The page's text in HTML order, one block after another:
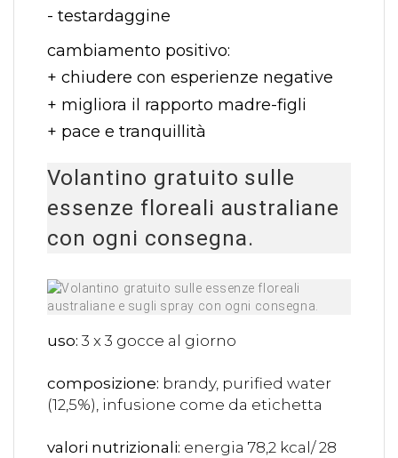
- testardaggine
cambiamento positivo:
+ chiudere con esperienze negative
+ migliora il rapporto madre-figli
+ pace e tranquillità
Volantino gratuito sulle
essenze floreali australiane
con ogni consegna.
uso: 3 x 3 gocce al giorno
composizione: brandy, purified water
(12,5%), infusione come da etichetta
valori nutrizionali: energia 78,2 kcal/ 28